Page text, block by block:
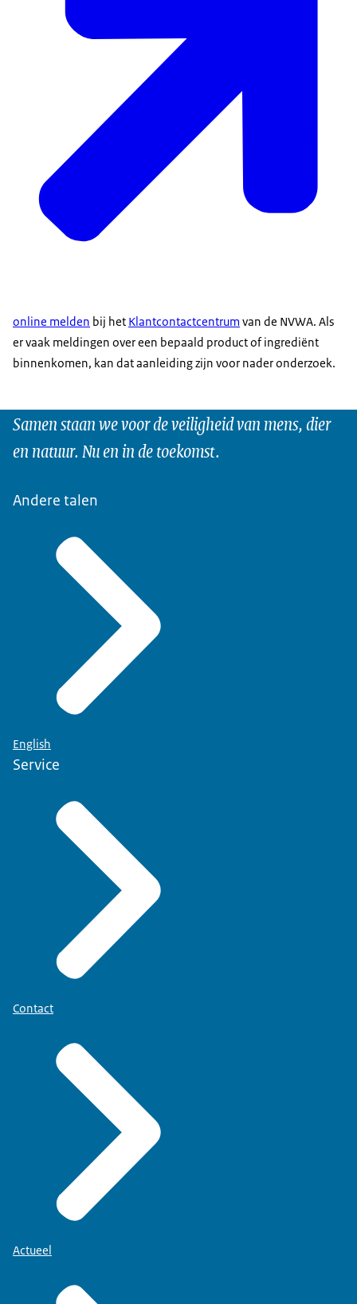
online melden bij het Klantcontactcentrum van de NVWA. Als
er vaak meldingen over een bepaald product of ingrediënt
binnenkomen, kan dat aanleiding zijn voor nader onderzoek.
Samen staan we voor de veiligheid van mens, dier
en natuur. Nu en in de toekomst.
Andere talen
English
Service
Contact
Actueel